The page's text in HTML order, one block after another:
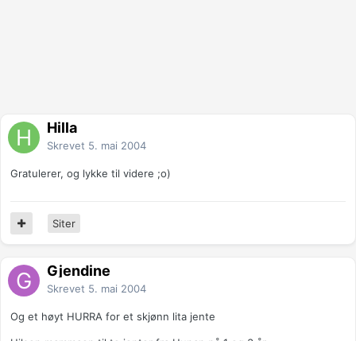
Hilla
Skrevet 5. mai 2004
Gratulerer, og lykke til videre ;o)
Siter
Gjendine
Skrevet 5. mai 2004
Og et høyt HURRA for et skjønn lita jente